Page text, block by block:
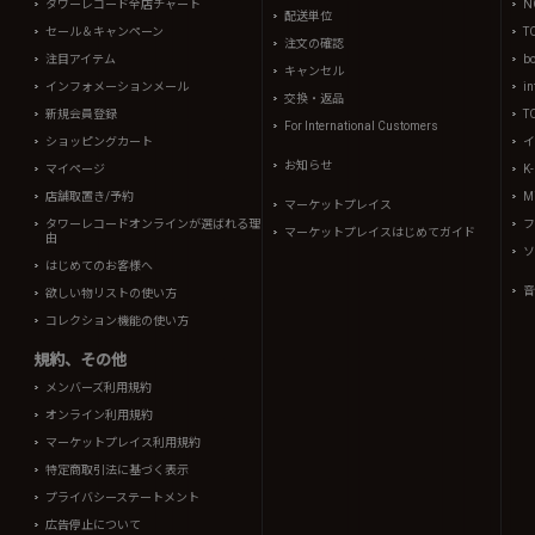
タワーレコード全店チャート
セール＆キャンペーン
注目アイテム
インフォメーションメール
新規会員登録
ショッピングカート
マイページ
店舗取置き/予約
タワーレコードオンラインが選ばれる理
由
はじめてのお客様へ
欲しい物リストの使い方
コレクション機能の使い方
規約、その他
メンバーズ利用規約
オンライン利用規約
マーケットプレイス利用規約
特定商取引法に基づく表示
プライバシーステートメント
広告停止について
配送単位
注文の確認
キャンセル
交換・返品
For International Customers
お知らせ
マーケットプレイス
マーケットプレイスはじめてガイド